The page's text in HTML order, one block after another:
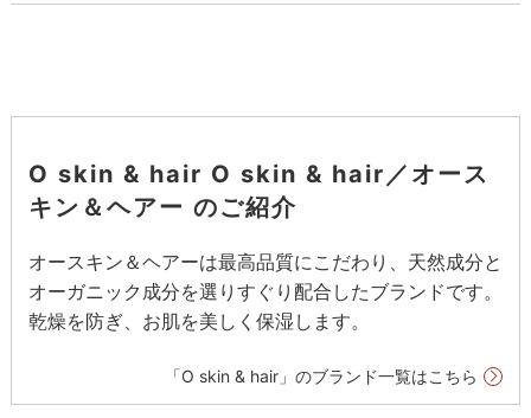
O skin & hair O skin & hair／オース
キン＆ヘアー のご紹介
オースキン＆ヘアーは最高品質にこだわり、天然成分と
オーガニック成分を選りすぐり配合したブランドです。
乾燥を防ぎ、お肌を美しく保湿します。
「O skin & hair」のブランド一覧はこちら